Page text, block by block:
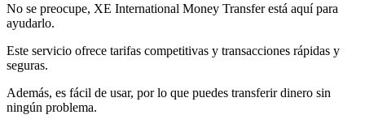
No se preocupe, XE International Money Transfer está aquí para
ayudarlo.
Este servicio ofrece tarifas competitivas y transacciones rápidas y
seguras.
Además, es fácil de usar, por lo que puedes transferir dinero sin
ningún problema.